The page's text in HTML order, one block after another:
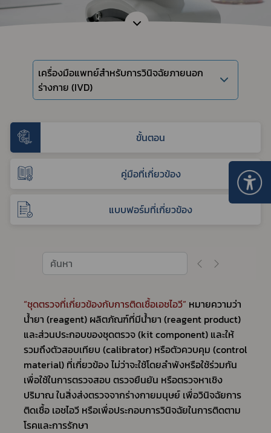
เครื่องมือแพทย์สำหรับการวินิจฉัยภายนอก
ร่างกาย (IVD)
ขั้นตอน
คู่มือที่เกี่ยวข้อง
แบบฟอร์มที่เกี่ยวข้อง
“ชุดตรวจที่เกี่ยวข้องกับการติดเชื้อเอชไอวี” หมายความว่า
น้ํายา (reagent) ผลิตภัณฑ์ที่มีน้ํายา (reagent product)
และส่วนประกอบของชุดตรวจ (kit component) และให้
รวมถึงตัวสอบเทียบ (calibrator) หรือตัวควบคุม (control
material) ที่เกี่ยวข้อง ไม่ว่าจะใช้โดยลําพังหรือใช้ร่วมกัน
เพื่อใช้ในการตรวจสอบ ตรวจยืนยัน หรือตรวจหาเชิง
ปริมาณ ในสิ่งส่งตรวจจากร่างกายมนุษย์ เพื่อวินิจฉัยการ
ติดเชื้อ เอชไอวี หรือเพื่อประกอบการวินิจฉัยในการติดตาม
โรคและการรักษา